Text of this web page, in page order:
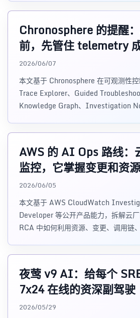
Chronosphere 的提醒
前，先管住 telemetry
2026/06/07
本文基于 Chronosphere 在可观测性控
Trace Explorer、Guided
Knowledge Graph、Investigation
telemetry 成本、质量和权限边界。
AWS 的 AI Ops 路线：
监控，它掌握变更和资
2026/06/05
本文基于 AWS CloudWatch
Developer 等公开产品能力，拆解云
RCA 中如何利用资源、变更、调用链
作流。
夜莺 v9 AI：给每个
7x24 在线的资深副驾驶
2026/05/29